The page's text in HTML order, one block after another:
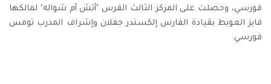
فورسي، وحصلت على المركز الثالث الفرس "أتش أم شواله" لمالكها
فايز العويط بقيادة الفارس إلكسندر جفلان وإشراف المدرب تومس
فورسي.